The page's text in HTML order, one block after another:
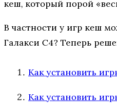
кеш, который порой
В частности у игр кеш
Галакси С4? Теперь
Как установить
Как установить